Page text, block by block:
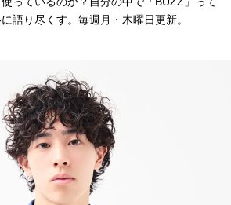
語り尽くす。毎週月・木曜日更新。